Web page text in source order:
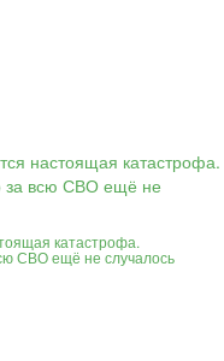
катастрофа.
СВО ещё не случалось